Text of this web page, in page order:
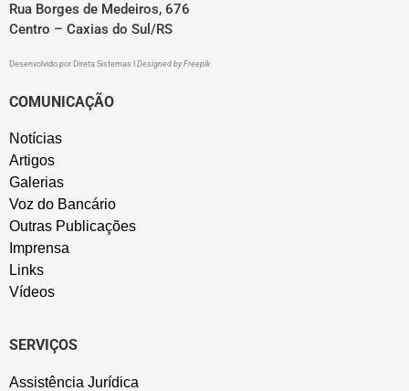
Rua Borges de Medeiros, 676
Centro – Caxias do Sul/RS
Desenvolvido por Direta Sistemas Designed by Freepik
COMUNICAÇÃO
Notícias
Artigos
Galerias
Voz do Bancário
Outras Publicações
Imprensa
Links
Vídeos
SERVIÇOS
Assistência Jurídica